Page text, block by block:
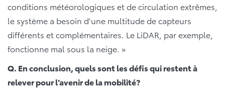
conditions météorologiques et de circulation extrêmes,
le système a besoin d’une multitude de capteurs
différents et complémentaires. Le LiDAR, par exemple,
fonctionne mal sous la neige. »
Q. En conclusion, quels sont les défis qui restent à
relever pour l’avenir de la mobilité?